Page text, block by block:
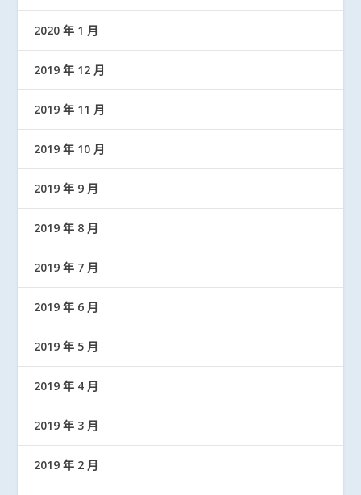
2020 年 1 月
2019 年 12 月
2019 年 11 月
2019 年 10 月
2019 年 9 月
2019 年 8 月
2019 年 7 月
2019 年 6 月
2019 年 5 月
2019 年 4 月
2019 年 3 月
2019 年 2 月